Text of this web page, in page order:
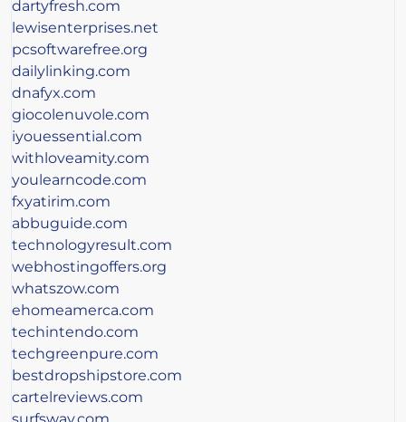
dartyfresh.com
lewisenterprises.net
pcsoftwarefree.org
dailylinking.com
dnafyx.com
giocolenuvole.com
iyouessential.com
withloveamity.com
youlearncode.com
fxyatirim.com
abbuguide.com
technologyresult.com
webhostingoffers.org
whatszow.com
ehomeamerca.com
techintendo.com
techgreenpure.com
bestdropshipstore.com
cartelreviews.com